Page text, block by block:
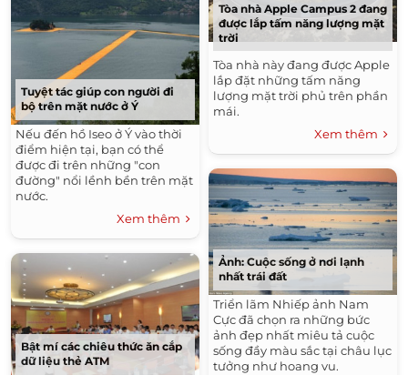
Tuyệt tác giúp con người đi
bộ trên mặt nước ở Ý
Nếu đến hồ Iseo ở Ý vào thời
điểm hiện tại, bạn có thể
được đi trên những "con
đường" nổi lềnh bền trên mặt
nước.
Xem thêm
Bật mí các chiêu thức ăn cắp
dữ liệu thẻ ATM
Tòa nhà Apple Campus 2 đang
được lắp tấm năng lượng mặt
trời
Tòa nhà này đang được Apple
lắp đặt những tấm năng
lượng mặt trời phủ trên phần
mái.
Xem thêm
Ảnh: Cuộc sống ở nơi lạnh
nhất trái đất
Triển lãm Nhiếp ảnh Nam
Cực đã chọn ra những bức
ảnh đẹp nhất miêu tả cuộc
sống đầy màu sắc tại châu lục
tưởng như hoang vu.